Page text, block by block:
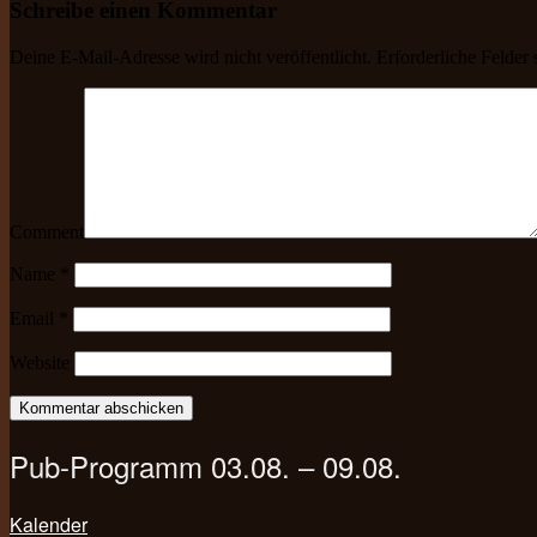
Schreibe einen Kommentar
Deine E-Mail-Adresse wird nicht veröffentlicht. Erforderliche Felder
Comment
Name
Email
Website
Pub-Programm 03.08. – 09.08.
Kalender